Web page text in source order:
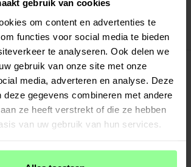
gebruik van cookies
om content en advertenties te
functies voor social media te bieden
te analyseren. Ook delen we
gebruik van onze site met onze
media, adverteren en analyse. Deze
deze gegevens combineren met andere
ze heeft verstrekt of die ze hebben
van uw gebruik van hun services.
SE 2020 met een hoesje van echt leer. Ondanks het
heeft het hoesje drie vakjes voor pasjes en één vakje
van de voorflap. Je telefoon zit veilig in de
het hoesje.
in de flap
telefoon horizontaal neer te zetten en films en series te